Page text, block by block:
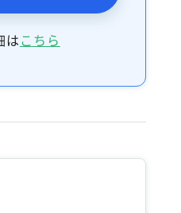
はこちら